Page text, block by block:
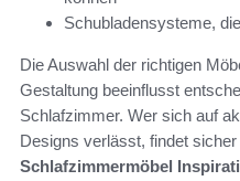
Schubladensysteme,
Die Auswahl der richtigen
Gestaltung beeinflusst
Schlafzimmer. Wer sich auf
Designs verlässt, findet
Schlafzimmermöbel